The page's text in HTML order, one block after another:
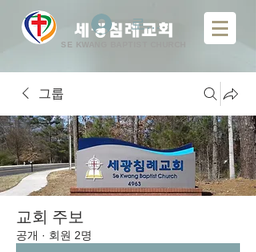
​ 세광침례교회
SE KWANG BAPTIST CHURCH
로그인
그룹
교회 주보
공개 · 회원 2명